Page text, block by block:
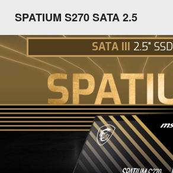
SPATIUM S270 SATA 2.5
SATA III 2.5" SSD